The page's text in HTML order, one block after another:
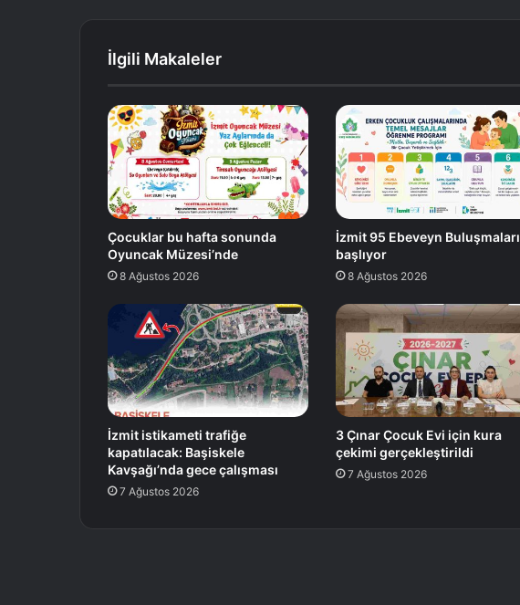
İlgili Makaleler
Çocuklar bu hafta sonunda
Oyuncak Müzesi’nde
8 Ağustos 2026
İzmit 95 Ebeveyn Buluşmaları
başlıyor
8 Ağustos 2026
İzmit istikameti trafiğe
kapatılacak: Başiskele
Kavşağı’nda gece çalışması
7 Ağustos 2026
3 Çınar Çocuk Evi için kura
çekimi gerçekleştirildi
7 Ağustos 2026